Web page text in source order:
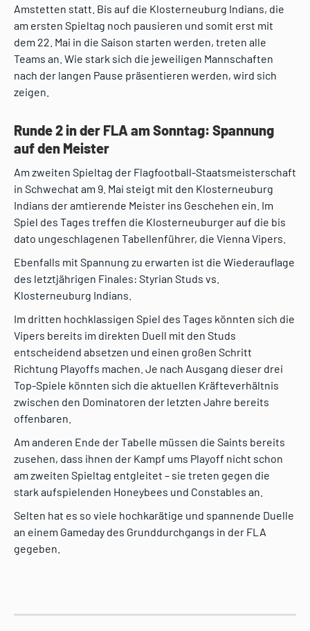
Amstetten statt. Bis auf die Klosterneuburg Indians, die
am ersten Spieltag noch pausieren und somit erst mit
dem 22. Mai in die Saison starten werden, treten alle
Teams an. Wie stark sich die jeweiligen Mannschaften
nach der langen Pause präsentieren werden, wird sich
zeigen.
Runde 2 in der FLA am Sonntag: Spannung
auf den Meister
Am zweiten Spieltag der Flagfootball-Staatsmeisterschaft
in Schwechat am 9. Mai steigt mit den Klosterneuburg
Indians der amtierende Meister ins Geschehen ein. Im
Spiel des Tages treffen die Klosterneuburger auf die bis
dato ungeschlagenen Tabellenführer, die Vienna Vipers.
Ebenfalls mit Spannung zu erwarten ist die Wiederauflage
des letztjährigen Finales: Styrian Studs vs.
Klosterneuburg Indians.
Im dritten hochklassigen Spiel des Tages könnten sich die
Vipers bereits im direkten Duell mit den Studs
entscheidend absetzen und einen großen Schritt
Richtung Playoffs machen. Je nach Ausgang dieser drei
Top-Spiele könnten sich die aktuellen Kräfteverhältnis
zwischen den Dominatoren der letzten Jahre bereits
offenbaren.
Am anderen Ende der Tabelle müssen die Saints bereits
zusehen, dass ihnen der Kampf ums Playoff nicht schon
am zweiten Spieltag entgleitet – sie treten gegen die
stark aufspielenden Honeybees und Constables an.
Selten hat es so viele hochkarätige und spannende Duelle
an einem Gameday des Grunddurchgangs in der FLA
gegeben.